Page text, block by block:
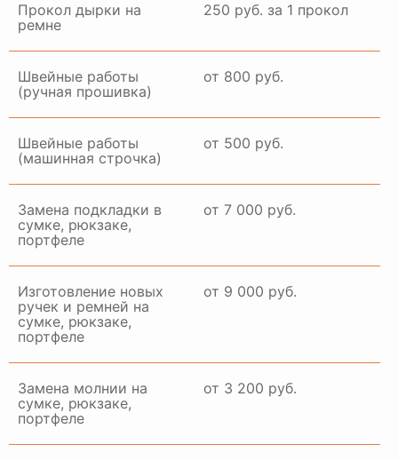
Прокол дырки на
ремне
250 руб. за 1 прокол
Швейные работы
(ручная прошивка)
от 800 руб.
Швейные работы
(машинная строчка)
от 500 руб.
Замена подкладки в
сумке, рюкзаке,
портфеле
от 7 000 руб.
Изготовление новых
ручек и ремней на
сумке, рюкзаке,
портфеле
от 9 000 руб.
Замена молнии на
сумке, рюкзаке,
портфеле
от 3 200 руб.